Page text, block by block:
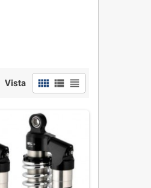
Vista view_comfy view_list view_headline